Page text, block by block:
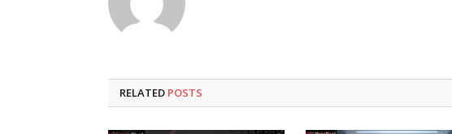
RELATED POSTS